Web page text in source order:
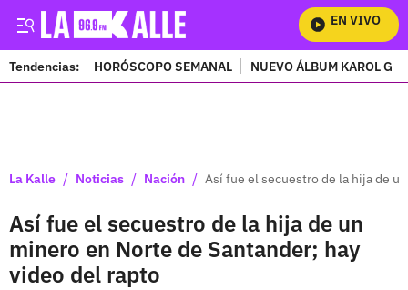
EN VIVO
Tendencias: HORÓSCOPO SEMANAL NUEVO ÁLBUM KAROL G
La Kalle / Noticias / Nación / Así fue el secuestro de la hija de
Así fue el secuestro de la hija de un
minero en Norte de Santander; hay
video del rapto